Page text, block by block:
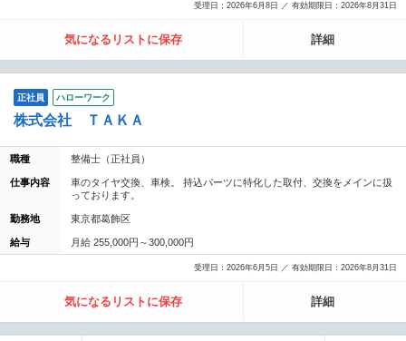
受理日：2026年6月8日 ／ 有効期限日：2026年8月31日
気になるリストに保存 詳細
正社員 ハローワーク
株式会社 ＴＡＫＡ
職種 整備士（正社員）
仕事内容
車のタイヤ交換、車検。 持込パーツに特化した取付、交換をメインに扱
っております。
勤務地 東京都葛飾区
給与 月給 255,000円～300,000円
受理日：2026年6月5日 ／ 有効期限日：2026年8月31日
気になるリストに保存 詳細